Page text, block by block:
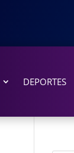
DEPORTES